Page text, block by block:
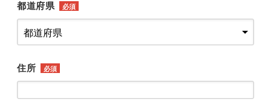
都道府県 必須
住所 必須